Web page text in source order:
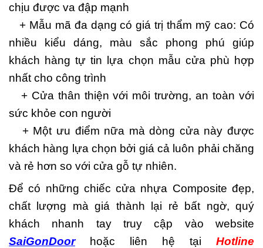
chịu được va đập mạnh
+ Mẫu mã đa dạng có giá trị thẩm mỹ cao: Có
nhiều kiểu dáng, màu sắc phong phú giúp
khách hàng tự tin lựa chọn mẫu cửa phù hợp
nhất cho công trình
+ Cửa thân thiện với môi trường, an toàn với
sức khỏe con người
+ Một ưu điểm nữa mà dòng cửa này được
khách hàng lựa chọn bởi giá cả luôn phải chăng
và rẻ hơn so với cửa gỗ tự nhiên.
Để có những chiếc cửa nhựa Composite đẹp,
chất lượng mà giá thành lại rẻ bất ngờ, quý
khách nhanh tay truy cập vào website
SaiGonDoorhoặc liên hệ tại Hotline